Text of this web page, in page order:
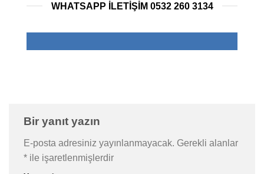
WHATSAPP ILETIŞIM 0532 260 3134
Bir yanıt yazın
E-posta adresiniz yayınlanmayacak. Gerekli alanlar
* ile işaretlenmişlerdir